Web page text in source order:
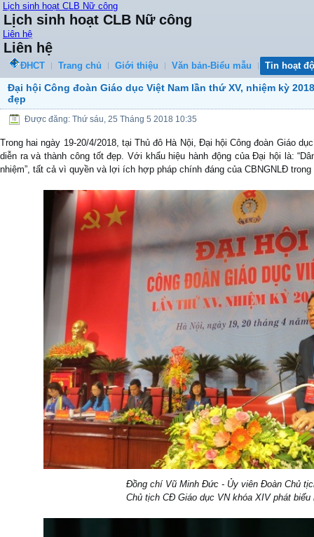
Lịch sinh hoạt CLB Nữ công
Lịch sinh hoạt CLB Nữ công
Liên hệ
Liên hệ
ĐHCT Trang chủ Giới thiệu Văn bản-Biểu mẫu Tin hoạt
Đại hội Công đoàn Giáo dục Việt Nam lần thứ XV, nhiệm kỳ
đẹp
Được đăng: Thứ sáu, 25 Tháng 5 2018 10:35
Trong hai ngày 19-20/4/2018, tại Thủ đô Hà Nội, Đại hội Công đoàn Giáo
diễn ra và thành công tốt đẹp. Với khẩu hiệu hành động của Đại hội là:
nhiệm”, tất cả vì quyền và lợi ích hợp pháp chính đáng của CBNGNLĐ trong
Đồng chí Vũ Minh Đức - Ủy viên Đoàn Chủ
Chủ tịch CĐ Giáo dục VN khóa XIV phát